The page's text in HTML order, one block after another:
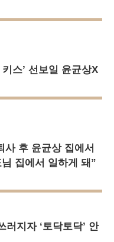
스’ 선보일 윤균상X
사 후 윤균상 집에서
집에서 일하게 돼”
러지자 ‘토닥토닥’ 안